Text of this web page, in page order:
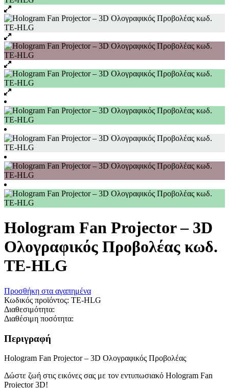
Hologram Fan Projector – 3D
Ολογραφικός Προβολέας κωδ.
TE-HLG
Προσθήκη στα αγαπημένα
Κωδικός προϊόντος: TE-HLG
Διαθεσιμότητα:
Διαθέσιμη ποσότητα:
Περιγραφή
Hologram Fan Projector – 3D Ολογραφικός Προβολέας
Δώστε ζωή στις εικόνες σας με τον εντυπωσιακό Hologram Fan
Projector 3D!